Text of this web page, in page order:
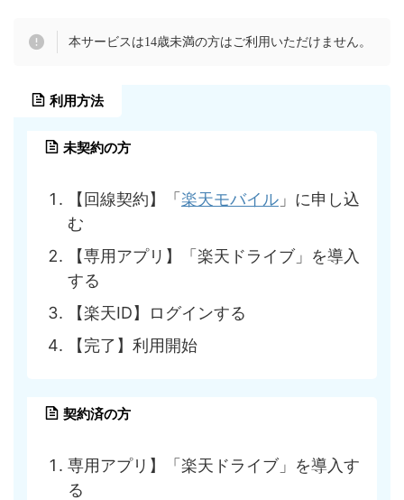
本サービスは14歳未満の方はご利用いただけません。
利用方法
未契約の方
【回線契約】「 楽天モバイル 」に申し込
む
【専用アプリ】「楽天ドライブ」を導入
する
【楽天ID】ログインする
【完了】利用開始
契約済の方
専用アプリ】「楽天ドライブ」を導入す
る